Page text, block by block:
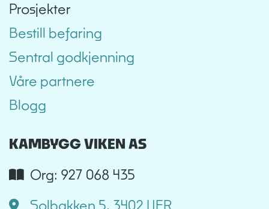
Prosjekter
Bestill befaring
Sentral godkjenning
Våre partnere
Blogg
KAMBYGG VIKEN AS
Org: 927 068 435
Solbakken 5, 3402 LIER